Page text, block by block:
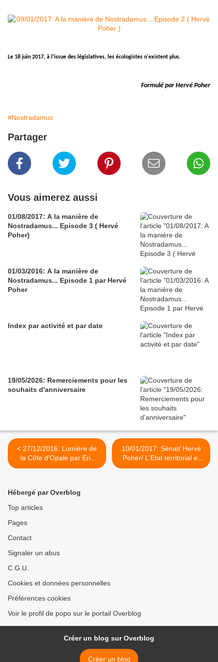
Le 18 juin 2017, à l’issue des législatives, les écologistes n'existent plus.
Formulé par Hervé Poher
#Nostradamus
Partager
Vous aimerez aussi
01/08/2017: A la manière de
Nostradamus... Episode 3 ( Hervé
Poher)
01/03/2016: A la manière de
Nostradamus... Episode 1 par Hervé
Poher
Index par activité et par date
19/05/2026: Remerciements pour les
souhaits d'anniversaire
< 27/12/2016: Lumière de
la Côte d'Opale par Eric
Desaunois... Chapitre 10
10/01/2017: Sénat/ Hervé
Poher/ L'Etat territorial et
les collectivités >
Hébergé par Overblog
Top articles
Pages
Contact
Signaler un abus
C.G.U.
Cookies et données personnelles
Préférences cookies
Voir le profil de popo sur le portail Overblog
Créer un blog sur Overblog
Créer un blog